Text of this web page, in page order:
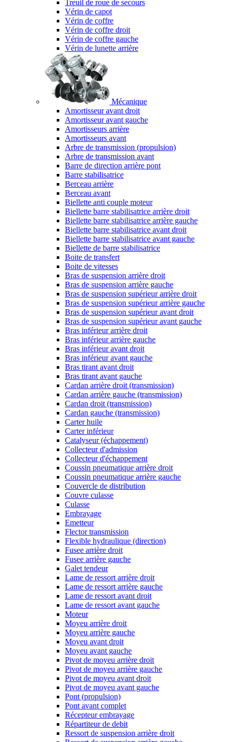
Treuil de roue de secours
Vérin de capot
Vérin de coffre
Vérin de coffre droit
Vérin de coffre gauche
Vérin de lunette arrière
Mécanique
Amortisseur avant droit
Amortisseur avant gauche
Amortisseurs arrière
Amortisseurs avant
Arbre de transmission (propulsion)
Arbre de transmission avant
Barre de direction arrière pont
Barre stabilisatrice
Berceau arrière
Berceau avant
Biellette anti couple moteur
Biellette barre stabilisatrice arrière droit
Biellette barre stabilisatrice arrière gauche
Biellette barre stabilisatrice avant droit
Biellette barre stabilisatrice avant gauche
Biellette de barre stabilisatrice
Boite de transfert
Boite de vitesses
Bras de suspension arrière droit
Bras de suspension arrière gauche
Bras de suspension supérieur arrière droit
Bras de suspension supérieur arrière gauche
Bras de suspension supérieur avant droit
Bras de suspension supérieur avant gauche
Bras inférieur arrière droit
Bras inférieur arrière gauche
Bras inférieur avant droit
Bras inférieur avant gauche
Bras tirant avant droit
Bras tirant avant gauche
Cardan arrière droit (transmission)
Cardan arrière gauche (transmission)
Cardan droit (transmission)
Cardan gauche (transmission)
Carter huile
Carter inférieur
Catalyseur (échappement)
Collecteur d'admission
Collecteur d'échappement
Coussin pneumatique arrière droit
Coussin pneumatique arrière gauche
Couvercle de distribution
Couvre culasse
Culasse
Embrayage
Emetteur
Flector transmission
Flexible hydraulique (direction)
Fusee arrière droit
Fusee arrière gauche
Galet tendeur
Lame de ressort arrière droit
Lame de ressort arrière gauche
Lame de ressort avant droit
Lame de ressort avant gauche
Moteur
Moyeu arrière droit
Moyeu arrière gauche
Moyeu avant droit
Moyeu avant gauche
Pivot de moyeu arrière droit
Pivot de moyeu arrière gauche
Pivot de moyeu avant droit
Pivot de moyeu avant gauche
Pont (propulsion)
Pont avant complet
Récepteur embrayage
Répartiteur de debit
Ressort de suspension arrière droit